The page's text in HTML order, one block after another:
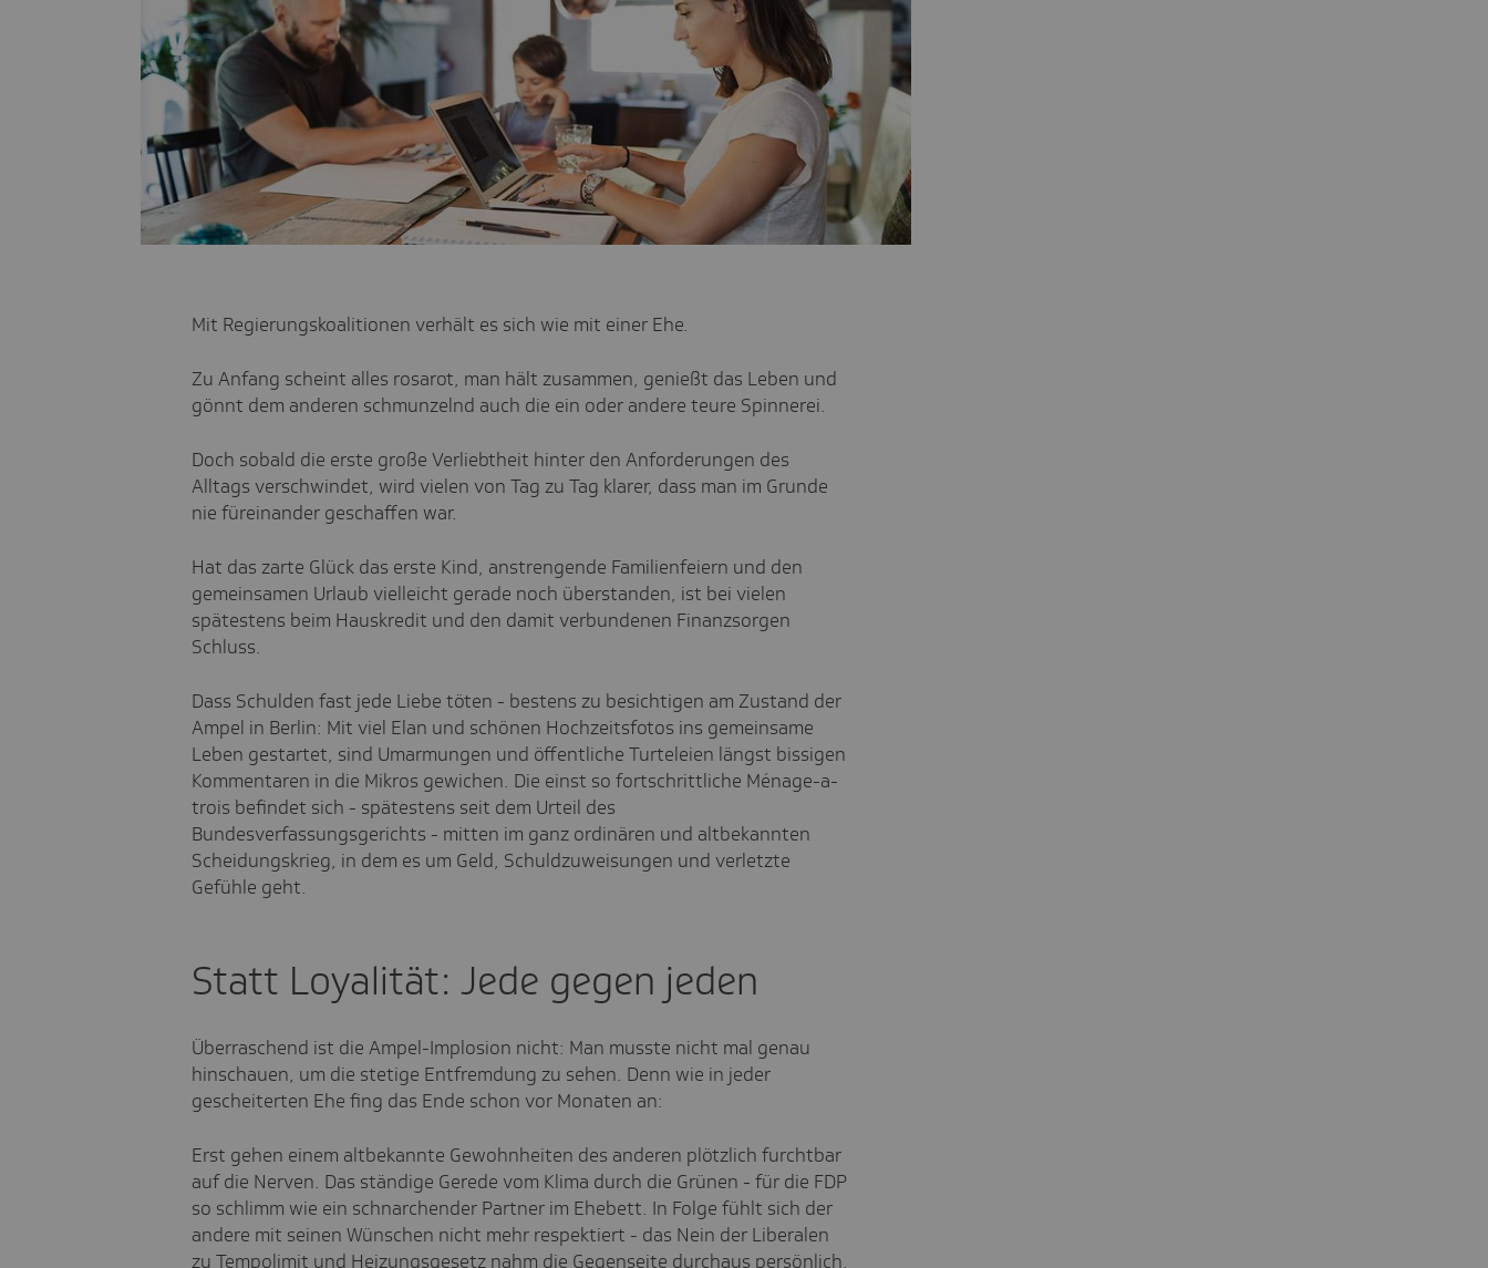
Mit Regierungskoalitionen verhält es sich wie mit einer Ehe.
Zu Anfang scheint alles rosarot, man hält zusammen, genießt das Leben und
gönnt dem anderen schmunzelnd auch die ein oder andere teure Spinnerei.
Doch sobald die erste große Verliebtheit hinter den Anforderungen des
Alltags verschwindet, wird vielen von Tag zu Tag klarer, dass man im Grunde
nie füreinander geschaffen war.
Hat das zarte Glück das erste Kind, anstrengende Familienfeiern und den
gemeinsamen Urlaub vielleicht gerade noch überstanden, ist bei vielen
spätestens beim Hauskredit und den damit verbundenen Finanzsorgen
Schluss.
Dass Schulden fast jede Liebe töten - bestens zu besichtigen am Zustand der
Ampel in Berlin: Mit viel Elan und schönen Hochzeitsfotos ins gemeinsame
Leben gestartet, sind Umarmungen und öffentliche Turteleien längst bissigen
Kommentaren in die Mikros gewichen. Die einst so fortschrittliche Ménage-a-
trois befindet sich - spätestens seit dem Urteil des
Bundesverfassungsgerichts - mitten im ganz ordinären und altbekannten
Scheidungskrieg, in dem es um Geld, Schuldzuweisungen und verletzte
Gefühle geht.
Statt Loyalität: Jede gegen jeden
Überraschend ist die Ampel-Implosion nicht: Man musste nicht mal genau
hinschauen, um die stetige Entfremdung zu sehen. Denn wie in jeder
gescheiterten Ehe fing das Ende schon vor Monaten an:
Erst gehen einem altbekannte Gewohnheiten des anderen plötzlich furchtbar
auf die Nerven. Das ständige Gerede vom Klima durch die Grünen - für die FDP
so schlimm wie ein schnarchender Partner im Ehebett. In Folge fühlt sich der
andere mit seinen Wünschen nicht mehr respektiert - das Nein der Liberalen
zu Tempolimit und Heizungsgesetz nahm die Gegenseite durchaus persönlich.